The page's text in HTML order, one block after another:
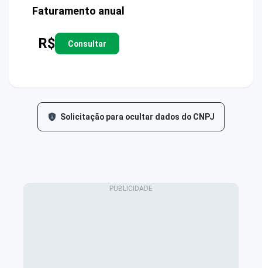
Faturamento anual
R$ Consultar
Solicitação para ocultar dados do CNPJ